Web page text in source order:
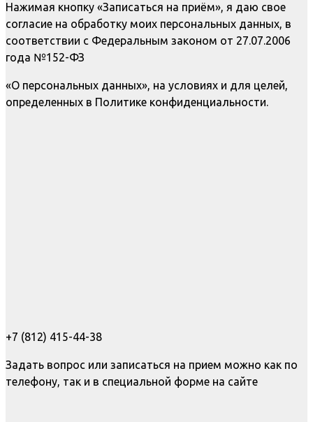
Нажимая кнопку «Записаться на приём», я даю свое
согласие на обработку моих персональных данных, в
соответствии с Федеральным законом от 27.07.2006
года №152-ФЗ
«О персональных данных», на условиях и для целей,
определенных в Политике конфиденциальности.
+7 (812) 415-44-38
Задать вопрос или записаться на прием можно как по
телефону, так и в специальной форме на сайте